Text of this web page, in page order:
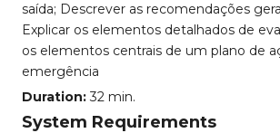
saída; Descrever as recomendações
Explicar os elementos detalhados de
os elementos centrais de um plano de
emergência
Duration:32 min.
System Requirements